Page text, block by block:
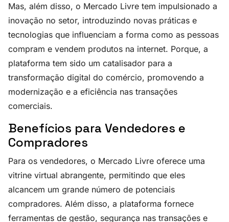
Mas, além disso, o Mercado Livre tem impulsionado a
inovação no setor, introduzindo novas práticas e
tecnologias que influenciam a forma como as pessoas
compram e vendem produtos na internet. Porque, a
plataforma tem sido um catalisador para a
transformação digital do comércio, promovendo a
modernização e a eficiência nas transações
comerciais.
Benefícios para Vendedores e
Compradores
Para os vendedores, o Mercado Livre oferece uma
vitrine virtual abrangente, permitindo que eles
alcancem um grande número de potenciais
compradores. Além disso, a plataforma fornece
ferramentas de gestão, segurança nas transações e